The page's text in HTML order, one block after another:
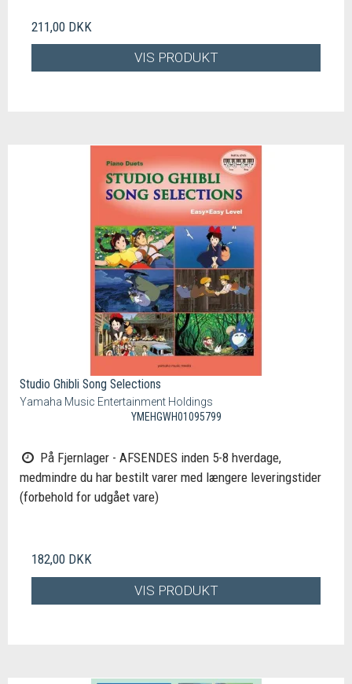
211,00 DKK
VIS PRODUKT
Studio Ghibli Song Selections
Yamaha Music Entertainment Holdings
YMEHGWH01095799
På Fjernlager - AFSENDES inden 5-8 hverdage,
medmindre du har bestilt varer med længere leveringstider
(forbehold for udgået vare)
182,00 DKK
VIS PRODUKT